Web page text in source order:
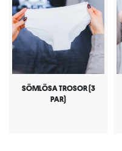
SÖMLÖSA TROSOR (3
PAR)